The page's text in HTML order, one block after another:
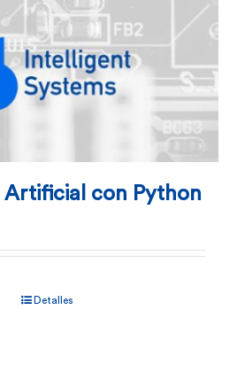
Artificial con Python
Detalles